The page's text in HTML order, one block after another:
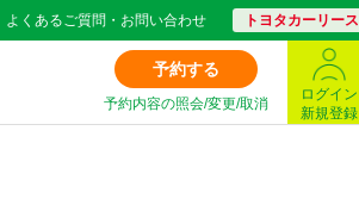
よくあるご質問・お問い合わせ トヨタカーリース
予約する
予約内容の照会/変更/取消
ログイン
新規登録